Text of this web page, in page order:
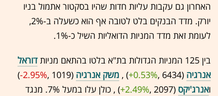
האחרון גם עקבות עליות חדות שהיו בסקטור אתמול בניו
יורק. מדד הבנקים בלט לטובה אף הוא כשעלה ב-2%,
לעומת זאת מדד המניות הדואליות השיל כ-1%.
בין 125 המניות הגדולות בת"א בלטו בהתאם מניות
דוראל
אנרגיה (6434 ,‎
+0.53%
‏) , משק אנרגיה (1019 ,‎
-2.95%
‏)
ואנרג'יקס (2097 ,‎
+2.49%
‏) , כולן עלו במעל 7%. מנגד